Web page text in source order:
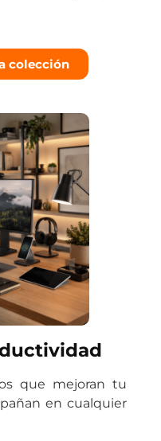
colección
que mejoran tu
en cualquier